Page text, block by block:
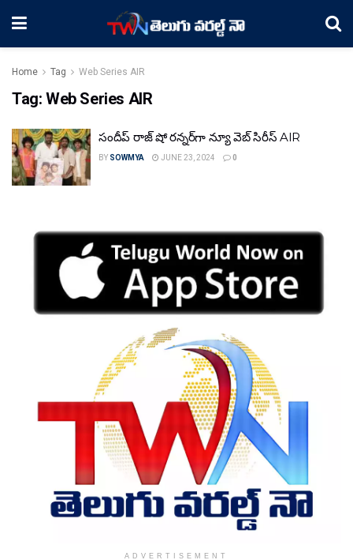
Home Tag Web Series AIR
Tag: Web Series AIR
సందీప్ రాజ్‌ షో రన్నర్‌గా న్యూ వెబ్ సిరీస్ AIR
BY SOWMYA JUNE 23, 2024 0
ADVERTISEMENT